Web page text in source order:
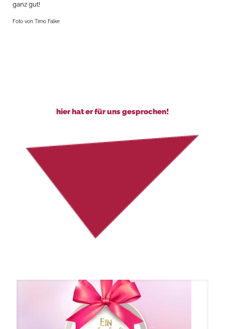
ganz gut!
Foto von Timo Falke
hier hat er für uns gesprochen!